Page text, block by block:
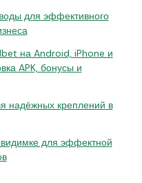
для эффективного
на Android, iPhone и
APK, бонусы и
надёжных креплений в
для эффектной